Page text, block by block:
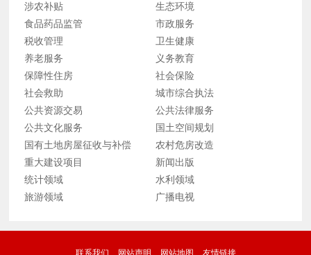
涉农补贴
生态环境
食品药品监管
市政服务
税收管理
卫生健康
养老服务
义务教育
保障性住房
社会保险
社会救助
城市综合执法
公共资源交易
公共法律服务
公共文化服务
国土空间规划
国有土地房屋征收与补偿
农村危房改造
重大建设项目
新闻出版
统计领域
水利领域
旅游领域
广播电视
联系我们 网站声明 网站地图 友情链接